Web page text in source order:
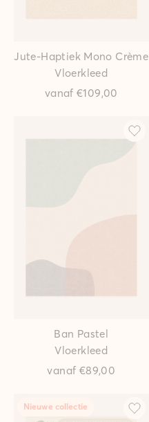
Jute-Haptiek Mono Crème
Vloerkleed
vanaf€109,00
Ban Pastel
Vloerkleed
vanaf €89,00
Nieuwe collectie